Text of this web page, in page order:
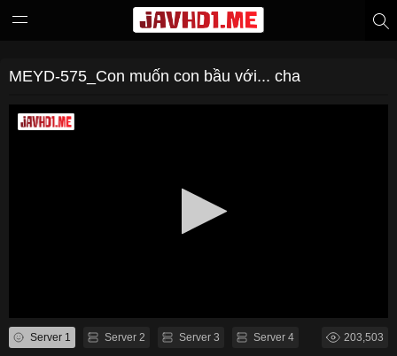
MEYD-575_Con muốn con bầu với... cha
Server 1 Server 2 Server 3 Server 4 203,503